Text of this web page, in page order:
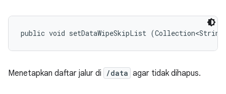
public void setDataWipeSkipList
Menetapkan daftar jalur di /data agar tidak dihapus.